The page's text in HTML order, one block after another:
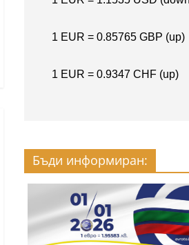
Бъди информиран: